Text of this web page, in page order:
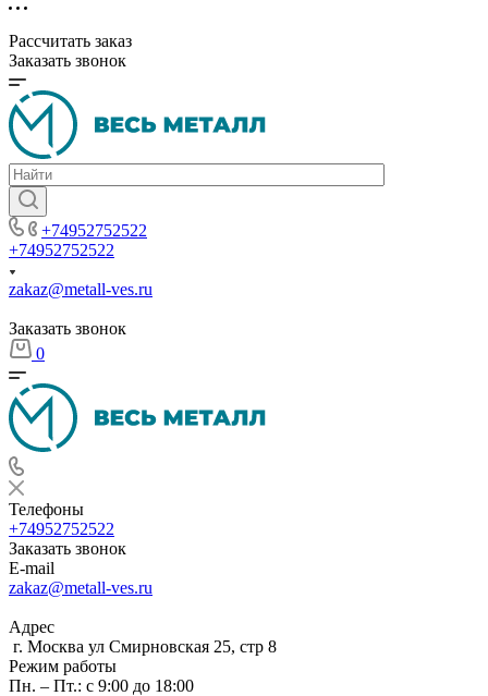
Рассчитать заказ
Заказать звонок
+74952752522
+74952752522
zakaz@metall-ves.ru
Заказать звонок
0
Телефоны
+74952752522
Заказать звонок
E-mail
zakaz@metall-ves.ru
Адрес
г. Москва ул Смирновская 25, стр 8
Режим работы
Пн. – Пт.: с 9:00 до 18:00